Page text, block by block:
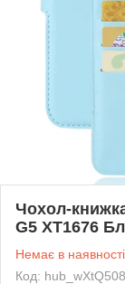
Чохол-
G5 XT1676
Немає в наявності
Код: